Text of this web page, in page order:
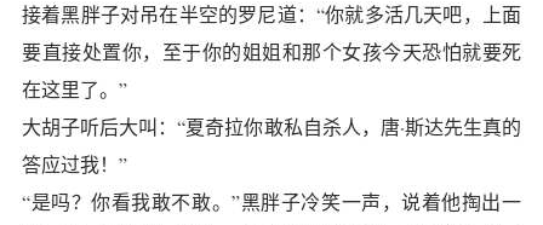
接着黑胖子对吊在半空的罗尼道：“你就多活几天吧，上面
要直接处置你，至于你的姐姐和那个女孩今天恐怕就要死
在这里了。”
大胡子听后大叫：“夏奇拉你敢私自杀人，唐·斯达先生真的
答应过我！”
“是吗？你看我敢不敢。”黑胖子冷笑一声，说着他掏出一